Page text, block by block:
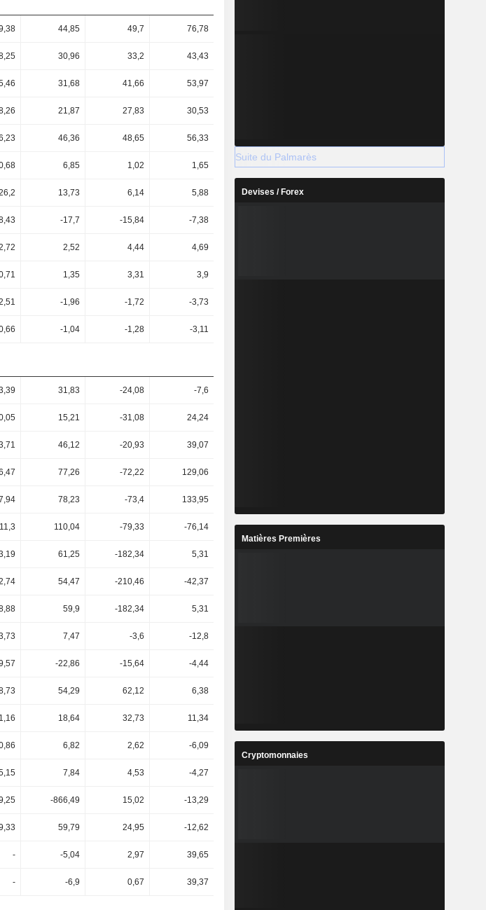
44,85 49,7 76,78
30,96 33,2 43,43
31,68 41,66 53,97
21,87 27,83 30,53
46,36 48,65 56,33
6,85 1,02 1,65
13,73 6,14 5,88
-17,7 -15,84 -7,38
2,52 4,44 4,69
1,35 3,31 3,9
-1,96 -1,72 -3,73
-1,04 -1,28 -3,11
31,83 -24,08 -7,6
15,21 -31,08 24,24
46,12 -20,93 39,07
77,26 -72,22 129,06
78,23 -73,4 133,95
11,3 110,04 -79,33 -76,14
61,25 -182,34 5,31
54,47 -210,46 -42,37
59,9 -182,34 5,31
7,47 -3,6 -12,8
-22,86 -15,64 -4,44
54,29 62,12 6,38
18,64 32,73 11,34
6,82 2,62 -6,09
7,84 4,53 -4,27
-866,49 15,02 -13,29
59,79 24,95 -12,62
- -5,04 2,97 39,65
- -6,9 0,67 39,37
Suite du Palmarès
Devises / Forex
Matières Premières
Cryptomonnaies